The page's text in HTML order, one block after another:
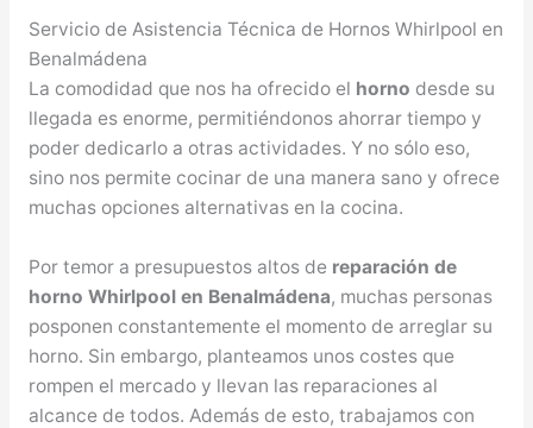
Servicio de Asistencia Técnica de Hornos Whirlpool en
Benalmádena
La comodidad que nos ha ofrecido el horno desde su
llegada es enorme, permitiéndonos ahorrar tiempo y
poder dedicarlo a otras actividades. Y no sólo eso,
sino nos permite cocinar de una manera sano y ofrece
muchas opciones alternativas en la cocina.
Por temor a presupuestos altos de reparación de
horno Whirlpool en Benalmádena, muchas personas
posponen constantemente el momento de arreglar su
horno. Sin embargo, planteamos unos costes que
rompen el mercado y llevan las reparaciones al
alcance de todos. Además de esto, trabajamos con